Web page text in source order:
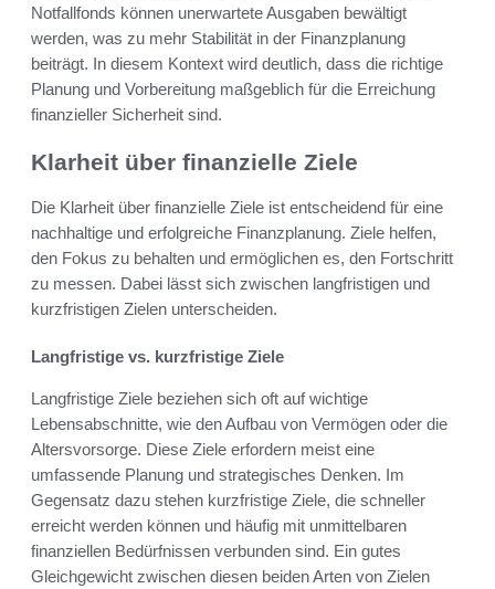
Notfallfonds können unerwartete Ausgaben bewältigt
werden, was zu mehr Stabilität in der Finanzplanung
beiträgt. In diesem Kontext wird deutlich, dass die richtige
Planung und Vorbereitung maßgeblich für die Erreichung
finanzieller Sicherheit sind.
Klarheit über finanzielle Ziele
Die Klarheit über finanzielle Ziele ist entscheidend für eine
nachhaltige und erfolgreiche Finanzplanung. Ziele helfen,
den Fokus zu behalten und ermöglichen es, den Fortschritt
zu messen. Dabei lässt sich zwischen langfristigen und
kurzfristigen Zielen unterscheiden.
Langfristige vs. kurzfristige Ziele
Langfristige Ziele beziehen sich oft auf wichtige
Lebensabschnitte, wie den Aufbau von Vermögen oder die
Altersvorsorge. Diese Ziele erfordern meist eine
umfassende Planung und strategisches Denken. Im
Gegensatz dazu stehen kurzfristige Ziele, die schneller
erreicht werden können und häufig mit unmittelbaren
finanziellen Bedürfnissen verbunden sind. Ein gutes
Gleichgewicht zwischen diesen beiden Arten von Zielen